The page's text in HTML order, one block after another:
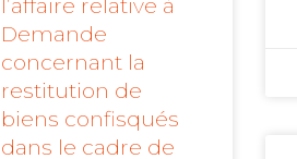
l’affaire relative à
Demande
concernant la
restitution de
biens confisqués
dans le cadre de